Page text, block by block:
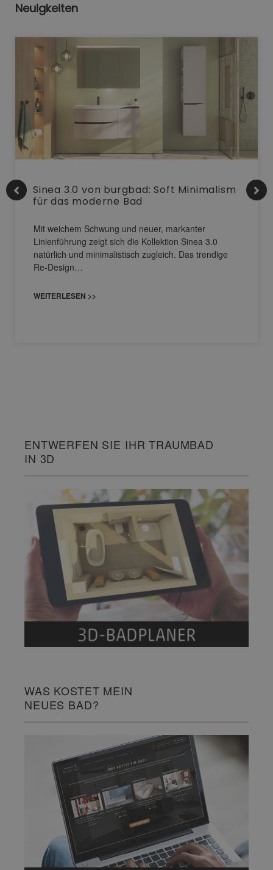
Neuigkeiten
Sinea 3.0 von burgbad: Soft Minimalism
für das moderne Bad
Mit weichem Schwung und neuer, markanter
Linienführung zeigt sich die Kollektion Sinea 3.0
natürlich und minimalistisch zugleich. Das trendige
Re-Design…
WEITERLESEN >>
ENTWERFEN SIE IHR TRAUMBAD
IN 3D
WAS KOSTET MEIN
NEUES BAD?